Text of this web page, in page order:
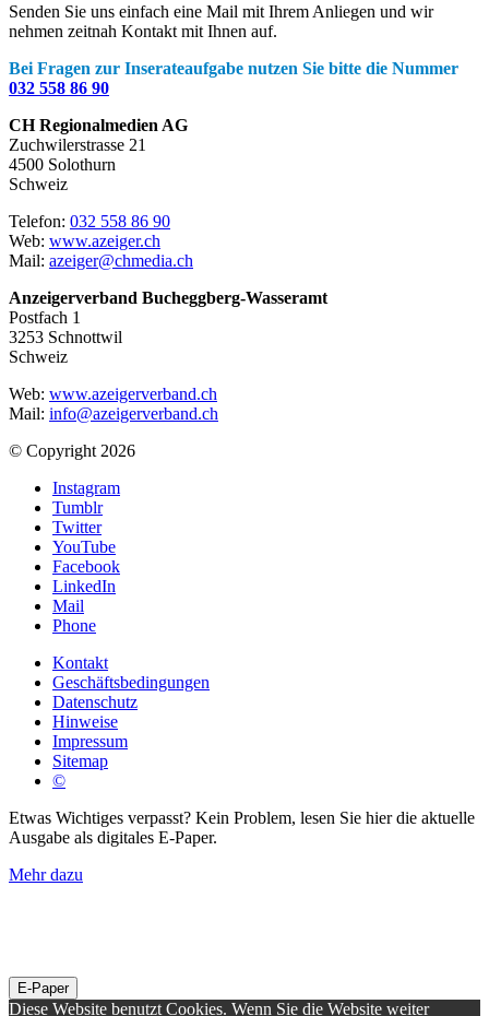
Senden Sie uns einfach eine Mail mit Ihrem Anliegen und wir
nehmen zeitnah Kontakt mit Ihnen auf.
Bei Fragen zur Inserateaufgabe nutzen Sie bitte die Nummer
032 558 86 90
CH Regionalmedien AG
Zuchwilerstrasse 21
4500 Solothurn
Schweiz
Telefon: 032 558 86 90
Web: www.azeiger.ch
Mail: azeiger@chmedia.ch
Anzeigerverband Bucheggberg-Wasseramt
Postfach 1
3253 Schnottwil
Schweiz
Web: www.azeigerverband.ch
Mail: info@azeigerverband.ch
© Copyright 2026
Instagram
Tumblr
Twitter
YouTube
Facebook
LinkedIn
Mail
Phone
Kontakt
Geschäftsbedingungen
Datenschutz
Hinweise
Impressum
Sitemap
©
Etwas Wichtiges verpasst? Kein Problem, lesen Sie hier die aktuelle
Ausgabe als digitales E-Paper.
Mehr dazu
E-Paper
Diese Website benutzt Cookies. Wenn Sie die Website weiter